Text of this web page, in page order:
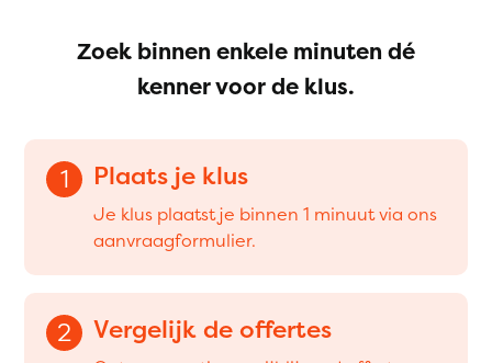
Zoek binnen enkele minuten dé
kenner voor de klus.
1 Plaats je klus
Je klus plaatst je binnen 1 minuut via ons
aanvraagformulier.
2 Vergelijk de offertes